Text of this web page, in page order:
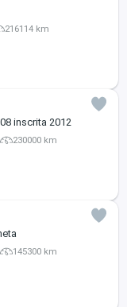
216114 km
inscrita 2012
230000 km
145300 km